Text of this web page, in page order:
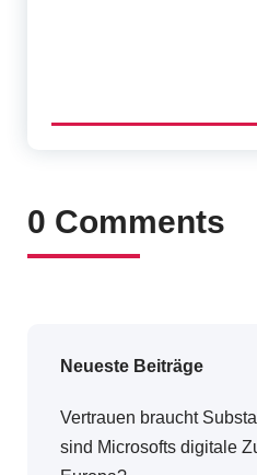
0 Comments
Neueste Beiträge
Vertrauen braucht
sind Microsofts digitale